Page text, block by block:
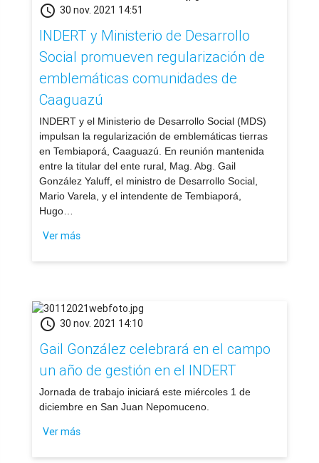
schedule 30 nov. 2021 14:51
INDERT y Ministerio de Desarrollo
Social promueven regularización de
emblemáticas comunidades de
Caaguazú
​INDERT y el Ministerio de Desarrollo Social (MDS)
impulsan la regularización de emblemáticas tierras
en Tembiaporá, Caaguazú. En reunión mantenida
entre la titular del ente rural, Mag. Abg. Gail
González Yaluff, el ministro de Desarrollo Social,
Mario Varela, y el intendente de Tembiaporá,
Hugo…
Ver más
schedule 30 nov. 2021 14:10
Gail González celebrará en el campo
un año de gestión en el INDERT
​Jornada de trabajo iniciará este miércoles 1 de
diciembre en San Juan Nepomuceno.
Ver más